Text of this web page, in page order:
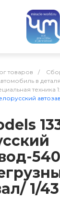
товаров /
в
техника
1/43